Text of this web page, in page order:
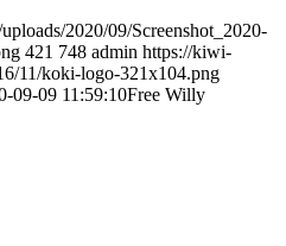
2020/09/Screenshot_2020-
421 748 admin https://kiwi-
11/koki-logo-321x104.png
09-09 11:59:10Free Willy